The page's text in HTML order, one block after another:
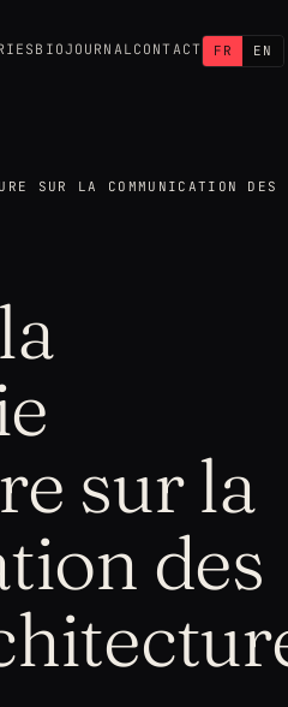
BIOJOURNAL CONTACT FR EN
SUR LA COMMUNICATION DES
sur la
des